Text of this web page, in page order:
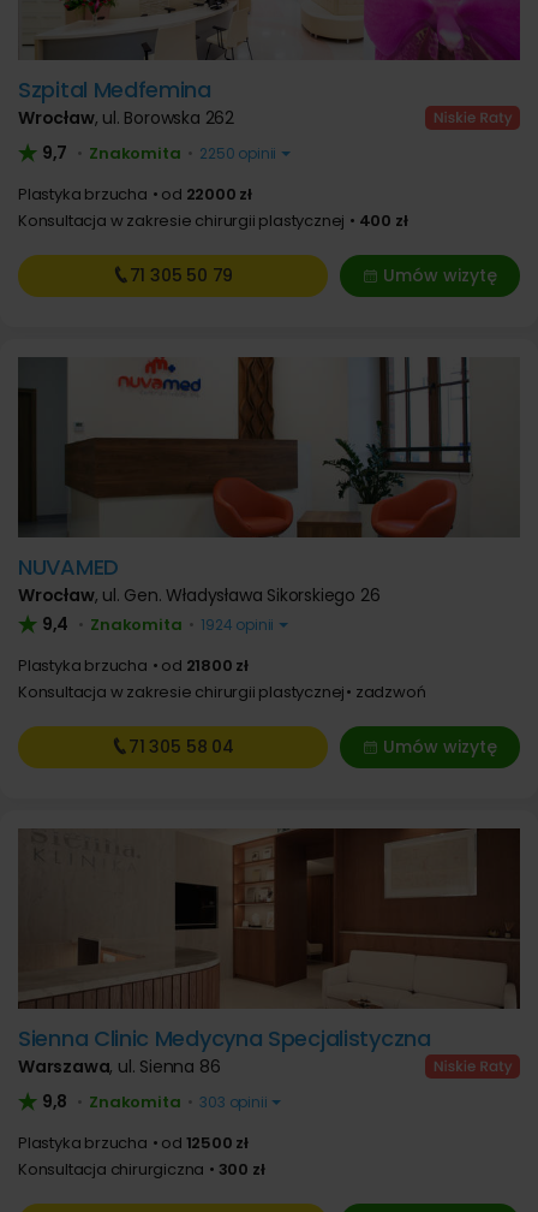
Szpital Medfemina
Wrocław, ul. Borowska 262
9,7 • Znakomita • 2250 opinii
Plastyka brzucha od 22000 zł
Konsultacja w zakresie chirurgii plastycznej
400 zł
Umów wizytę
71 305 50 79
NUVAMED
Wrocław, ul. Gen. Władysława Sikorskiego 26
9,4 • Znakomita • 1924 opinii
Plastyka brzucha od 21800 zł
Konsultacja w zakresie chirurgii plastycznej zadzwoń
Umów wizytę
71 305 58 04
Sienna Clinic Medycyna Specjalistyczna
Warszawa, ul. Sienna 86
9,8 • Znakomita • 303 opinii
Plastyka brzucha od 12500 zł
Konsultacja chirurgiczna
300 zł